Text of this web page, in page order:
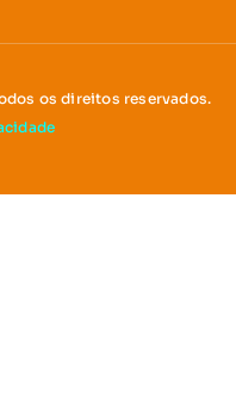
os direitos reservados.